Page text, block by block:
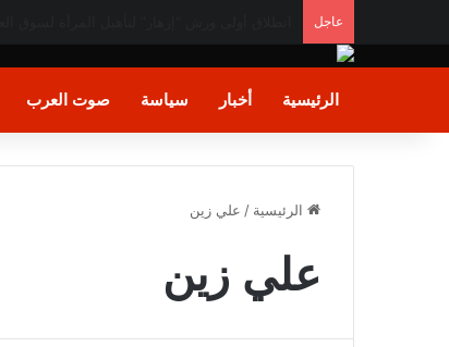
عاجل
الرئيسية أخبار سياسة صوت العرب
الرئيسية / علي زين
علي زين